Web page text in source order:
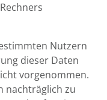
Nutzern
dieser Daten
vorgenommen.
nachträglich zu